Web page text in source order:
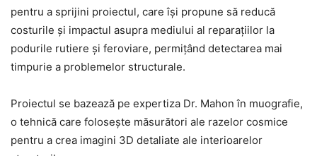
pentru a sprijini proiectul, care își propune să reducă
costurile și impactul asupra mediului al reparațiilor la
podurile rutiere și feroviare, permițând detectarea mai
timpurie a problemelor structurale.
Proiectul se bazează pe expertiza Dr. Mahon în muografie,
o tehnică care folosește măsurători ale razelor cosmice
pentru a crea imagini 3D detaliate ale interioarelor